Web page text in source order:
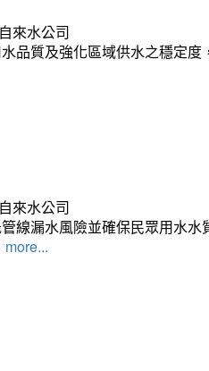
來水公司
品質及強化區域供水之穩定
來水公司
線漏水風險並確保民眾用水
more...